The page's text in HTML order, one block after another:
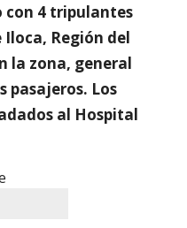
con 4 tripulantes
Región del
la zona, general
pasajeros. Los
al Hospital